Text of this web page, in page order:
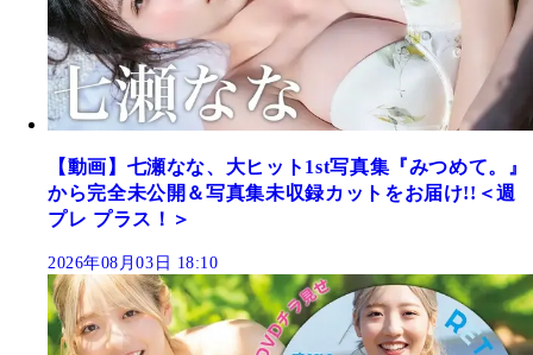
【動画】七瀬なな、大ヒット1st写真集『みつめて。』
から完全未公開＆写真集未収録カットをお届け!!＜週
プレ プラス！＞
2026年08月03日 18:10